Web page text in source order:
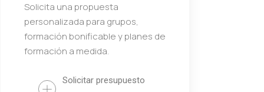
Solicita una propuesta
personalizada para grupos,
formación bonificable y planes de
formación a medida.
Solicitar presupuesto